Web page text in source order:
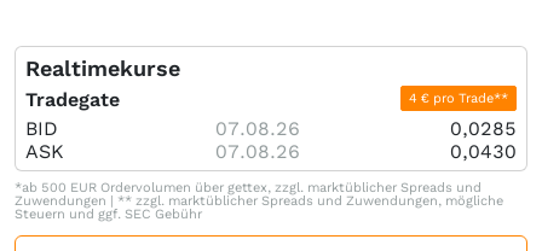
Realtimekurse
Tradegate 4 € pro Trade**
BID 07.08.26
0,0285
ASK
07.08.26 0,0430
*ab 500 EUR Ordervolumen über gettex, zzgl. marktüblicher Spreads und
Zuwendungen | ** zzgl. marktüblicher Spreads und Zuwendungen, mögliche
Steuern und ggf. SEC Gebühr